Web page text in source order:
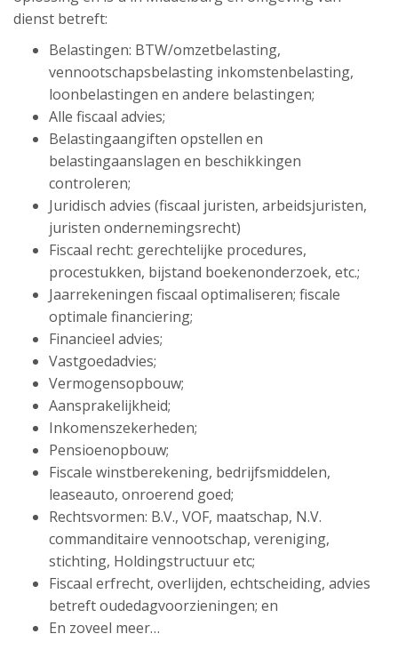
dienst betreft:
Belastingen: BTW/omzetbelasting,
vennootschapsbelasting inkomstenbelasting,
loonbelastingen en andere belastingen;
Alle fiscaal advies;
Belastingaangiften opstellen en
belastingaanslagen en beschikkingen
controleren;
Juridisch advies (fiscaal juristen, arbeidsjuristen,
juristen ondernemingsrecht)
Fiscaal recht: gerechtelijke procedures,
procestukken, bijstand boekenonderzoek, etc.;
Jaarrekeningen fiscaal optimaliseren; fiscale
optimale financiering;
Financieel advies;
Vastgoedadvies;
Vermogensopbouw;
Aansprakelijkheid;
Inkomenszekerheden;
Pensioenopbouw;
Fiscale winstberekening, bedrijfsmiddelen,
leaseauto, onroerend goed;
Rechtsvormen: B.V., VOF, maatschap, N.V.
commanditaire vennootschap, vereniging,
stichting, Holdingstructuur etc;
Fiscaal erfrecht, overlijden, echtscheiding, advies
betreft oudedagvoorzieningen; en
En zoveel meer…